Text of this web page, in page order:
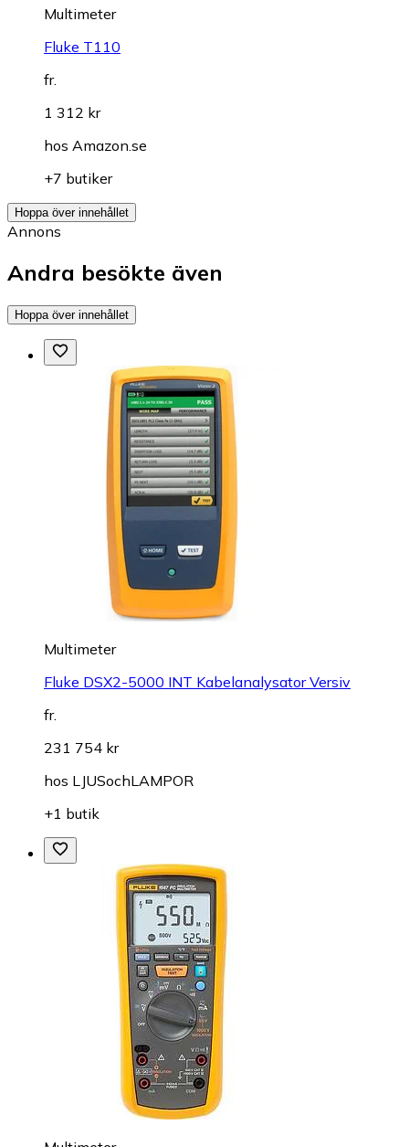
Multimeter
Fluke T110
fr.
1 312 kr
hos Amazon.se
+7 butiker
Hoppa över innehållet
Annons
Andra besökte även
Hoppa över innehållet
Multimeter
Fluke DSX2-5000 INT Kabelanalysator Versiv
fr.
231 754 kr
hos LJUSochLAMPOR
+1 butik